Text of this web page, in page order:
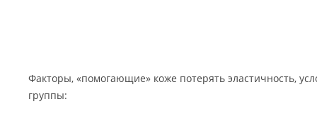
Факторы, «помогающие» коже потерять эластичность,
группы: